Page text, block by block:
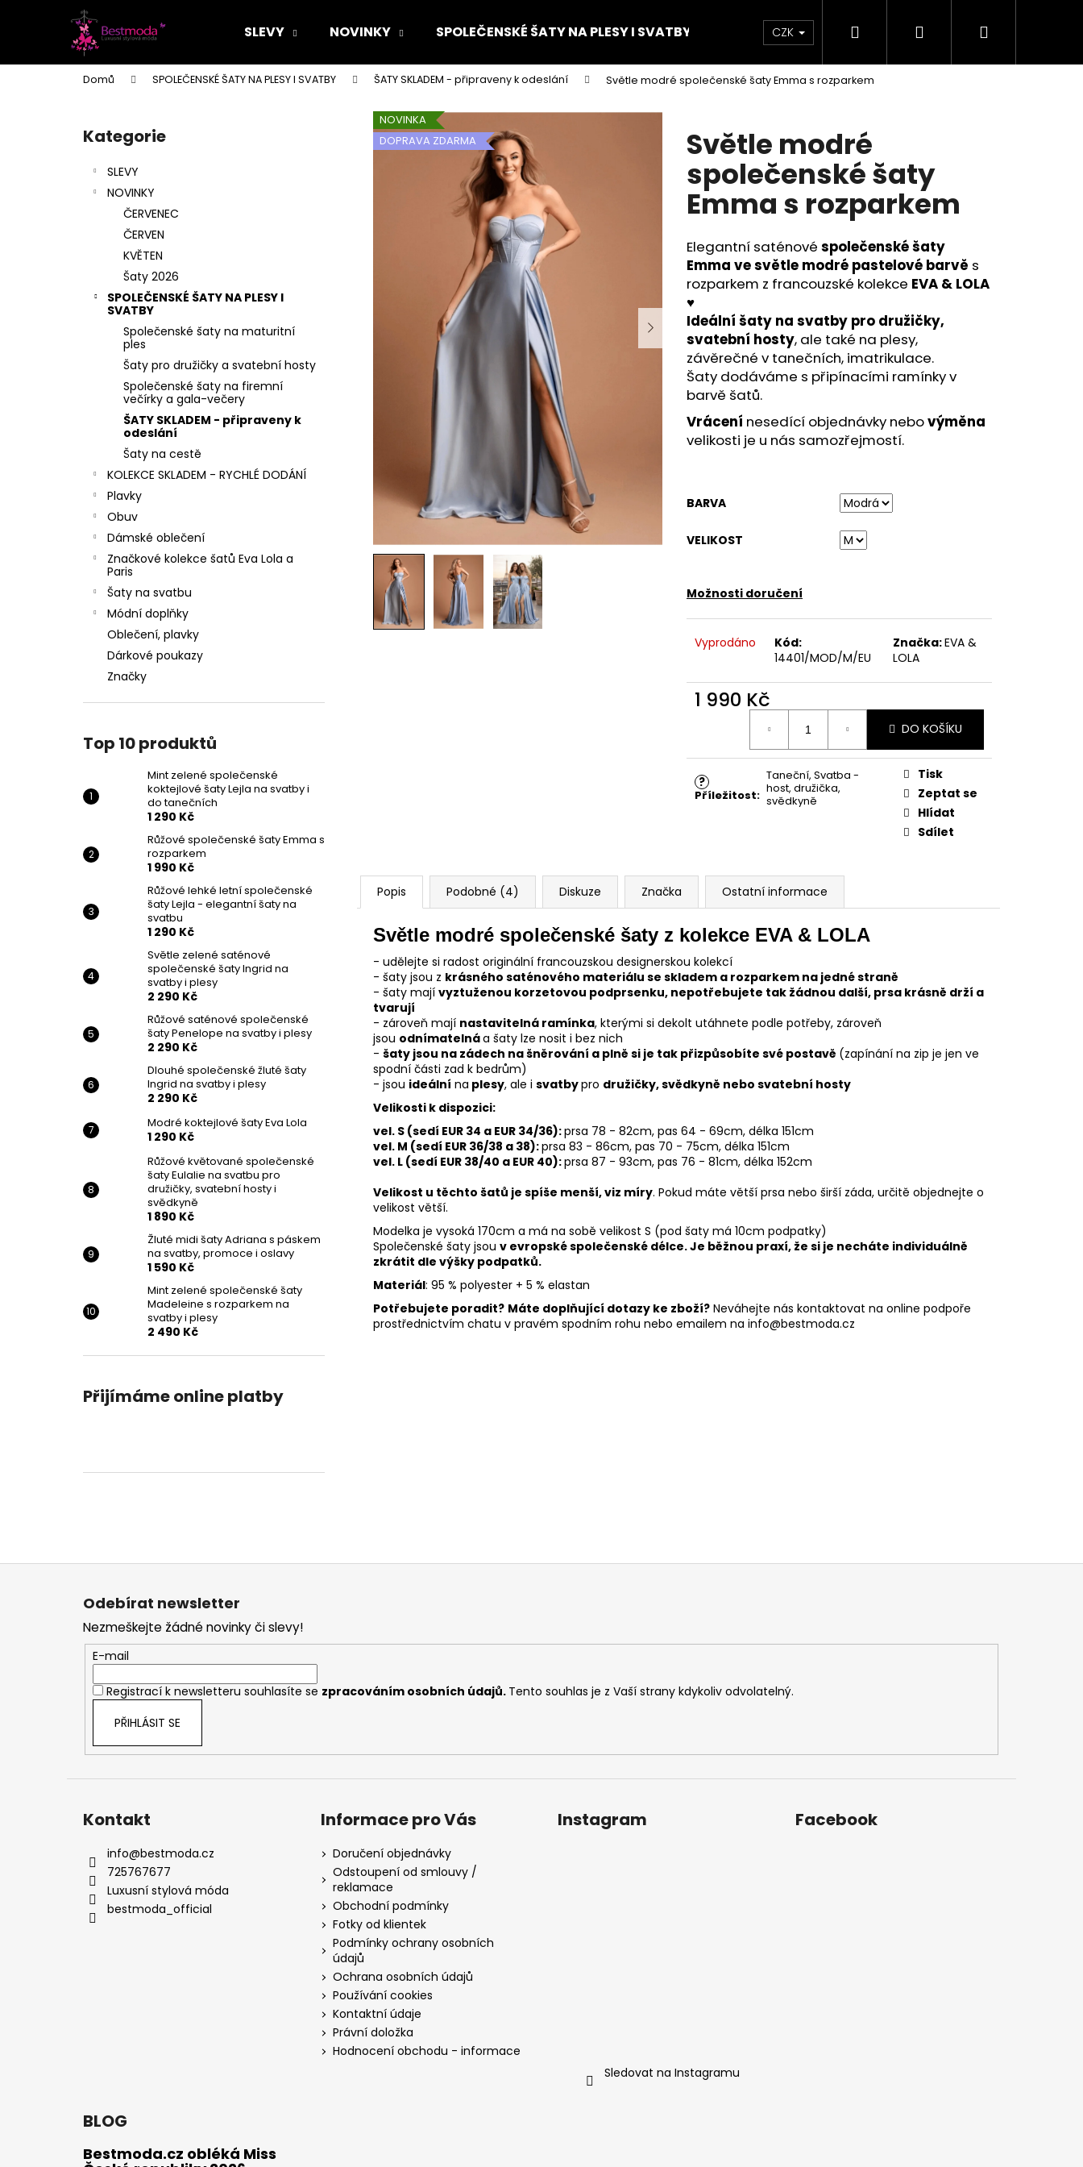
SLEVY NOVINKY SPOLEČENSKÉ ŠATY NA PLESY I SVATBY KOLEKCE SKLADEM - RYCHLÉ DODÁNÍ
CZK Hledat PřihlášeníNákupní
Domů SPOLEČENSKÉ ŠATY NA PLESY I SVATBY ŠATY SKLADEM - připraveny k odeslání Světle modré společenské šaty Emma s rozparkem
Přeskočit
kategorie
Kategorie
SLEVY
NOVINKY
ČERVENEC
ČERVEN
KVĚTEN
Šaty 2026
SPOLEČENSKÉ ŠATY NA PLESY I
SVATBY
Společenské šaty na maturitní
ples
Šaty pro družičky a svatební hosty
Společenské šaty na firemní
večírky a gala-večery
ŠATY SKLADEM - připraveny k
odeslání
Šaty na cestě
KOLEKCE SKLADEM - RYCHLÉ DODÁNÍ
Plavky
Obuv
Dámské oblečení
Značkové kolekce šatů Eva Lola a
Paris
Šaty na svatbu
Módní doplňky
Oblečení, plavky
Dárkové poukazy
Značky
Top 10 produktů
Mint zelené společenské
koktejlové šaty Lejla na svatby i
do tanečních
1 290 Kč
Růžové společenské šaty Emma s
rozparkem
1 990 Kč
Růžové lehké letní společenské
šaty Lejla - elegantní šaty na
svatbu
1 290 Kč
Světle zelené saténové
společenské šaty Ingrid na
svatby i plesy
2 290 Kč
Růžové saténové společenské
šaty Penelope na svatby i plesy
2 290 Kč
Dlouhé společenské žluté šaty
Ingrid na svatby i plesy
2 290 Kč
Modré koktejlové šaty Eva Lola
1 290 Kč
Růžové květované společenské
šaty Eulalie na svatbu pro
družičky, svatební hosty i
svědkyně
1 890 Kč
Žluté midi šaty Adriana s páskem
na svatby, promoce i oslavy
1 590 Kč
Mint zelené společenské šaty
Madeleine s rozparkem na
svatby i plesy
2 490 Kč
Přijímáme online platby
Světle modré
společenské šaty
Emma s rozparkem
Elegantní saténové společenskéšaty
Emma ve světle modré pastelové barvě s
rozparkem z francouzské kolekce EVA & LOLA
♥
Ideální šaty na svatby pro družičky,
svatební hosty, ale také na plesy,
závěrečné v tanečních, imatrikulace.
Šaty dodáváme s připínacími ramínky v
barvě šatů.
Vrácení nesedící objednávky nebovýměna
velikosti je u nás samozřejmostí.
BARVA
VELIKOST
Možnosti doručení
Vyprodáno
Kód:
14401/MOD/M/EU
Značka:EVA &
LOLA
1 990 Kč
DO KOŠÍKU
?
Příležitost:
Taneční, Svatba -
host, družička,
svědkyně
Tisk
Zeptat se
Hlídat
Sdílet
NOVINKA
DOPRAVA ZDARMA
Popis Podobné (4) Diskuze Značka Ostatní informace
Světle modré společenské šaty z kolekce EVA & LOLA
- udělejte si radost originální francouzskou designerskou kolekcí
- šaty jsou z krásného saténového materiálu se skladem a rozparkem na jedné straně
- šaty mají vyztuženou korzetovou podprsenku, nepotřebujete tak žádnou další, prsa krásně drží a
tvarují
- zároveň mají nastavitelná ramínka, kterými si dekolt utáhnete podle potřeby, zároveň
jsou odnímatelnáa šaty lze nosit i bez nich
- šaty jsou na zádech na šněrování a plně si je tak přizpůsobíte své postavě (zapínání na zip je jen ve
spodní části zad k bedrům)
- jsou ideální na plesy, ale i svatbypro družičky, svědkyně nebo svatební hosty
Velikosti k dispozici:
vel. S (sedí EUR 34 a EUR 34/36):prsa 78 - 82cm, pas 64 - 69cm, délka 151cm
vel. M (sedí EUR 36/38 a 38):prsa 83 - 86cm, pas 70 - 75cm, délka 151cm
vel. L (sedí EUR 38/40 a EUR 40):prsa 87 - 93cm, pas 76 - 81cm, délka 152cm
Velikost u těchto šatů je spíše menší, viz míry. Pokud máte větší prsa nebo širší záda, určitě objednejte o
velikost větší.
Modelka je vysoká 170cm a má na sobě velikost S (pod šaty má 10cm podpatky)
Společenské šaty jsou v evropské společenské délce. Je běžnou praxí, že si je necháte individuálně
zkrátit dle výšky podpatků.
Materiál: 95 % polyester + 5 % elastan
Potřebujete poradit? Máte doplňující dotazy ke zboží? Neváhejte nás kontaktovat na online podpoře
prostřednictvím chatu v pravém spodním rohu nebo emailem na info@bestmoda.cz
í
Zpět
do
obchodu
Zpět
do
obchodu
Co potřebujete najít?
Doporučujeme
Následující
MINT ZELENÉ SPOLEČENSKÉ KOKTEJLOVÉ
ŠATY LEJLA NA SVATBY I DO TANEČNÍCH
1 290 Kč
RŮŽOVÉ SPOLEČENSKÉ ŠATY EMMA S RŮŽOVÉ LEHKÉ LETNÍ SPOLEČENSKÉ ŠATY
LEJLA - ELEGANTNÍ ŠATY NA SVATBU
Z
Odebírat newsletter
Nezmeškejte žádné novinky či slevy!
E-mail
Registrací k newsletteru souhlasíte se zpracováním osobních údajů. Tento souhlas je z Vaší strany kdykoliv odvolatelný.
PŘIHLÁSIT SE
Kontakt
info@bestmoda.cz
725767677
Luxusní stylová móda
bestmoda_official
Informace pro Vás
Doručení objednávky
Odstoupení od smlouvy /
reklamace
Obchodní podmínky
Fotky od klientek
Podmínky ochrany osobních
údajů
Ochrana osobních údajů
Používání cookies
Kontaktní údaje
Právní doložka
Hodnocení obchodu - informace
Instagram
Sledovat na Instagramu
Facebook
BLOG
Bestmoda.cz obléká Miss